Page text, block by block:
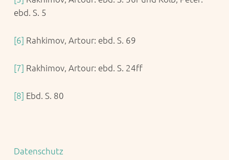
ebd. S. 5
[6] Rahkimov, Artour: ebd. S. 69
[7] Rakhimov, Artour: ebd. S. 24ff
[8] Ebd. S. 80
Datenschutz